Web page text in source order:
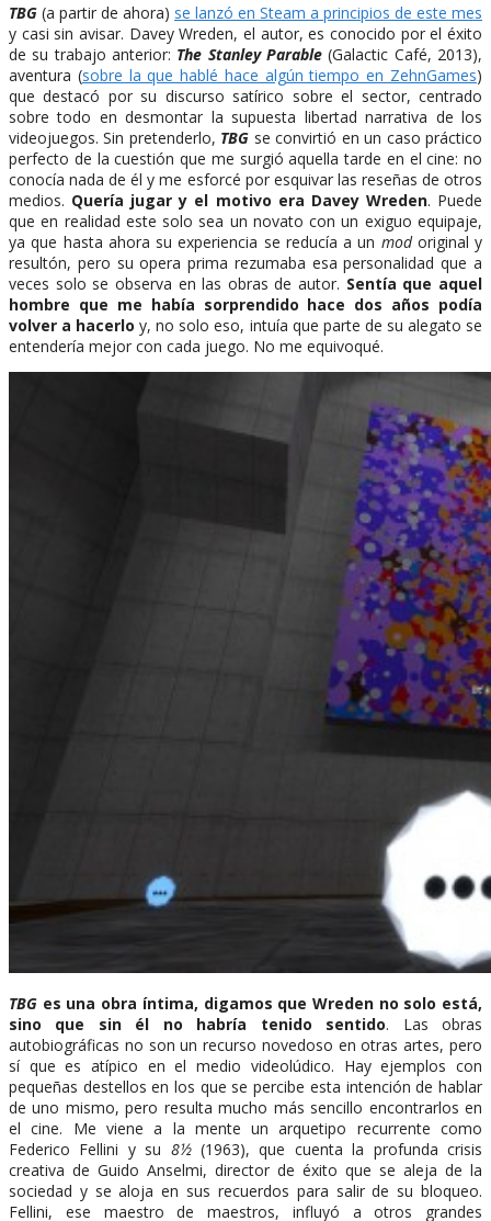
TBG (a partir de ahora) se lanzó en Steam a principios de este mes
y casi sin avisar. Davey Wreden, el autor, es conocido por el éxito
de su trabajo anterior: The Stanley Parable (Galactic Café, 2013),
aventura (sobre la que hablé hace algún tiempo en ZehnGames)
que destacó por su discurso satírico sobre el sector, centrado
sobre todo en desmontar la supuesta libertad narrativa de los
videojuegos. Sin pretenderlo, TBG se convirtió en un caso práctico
perfecto de la cuestión que me surgió aquella tarde en el cine: no
conocía nada de él y me esforcé por esquivar las reseñas de otros
medios. Quería jugar y el motivo era Davey Wreden. Puede
que en realidad este solo sea un novato con un exiguo equipaje,
ya que hasta ahora su experiencia se reducía a un modoriginal y
resultón, pero su opera prima rezumaba esa personalidad que a
veces solo se observa en las obras de autor. Sentía que aquel
hombre que me había sorprendido hace dos años podía
volver a hacerlo y, no solo eso, intuía que parte de su alegato se
entendería mejor con cada juego. No me equivoqué.
TBG es una obra íntima, digamos que Wreden no solo está,
sino que sin él no habría tenido sentido. Las obras
autobiográficas no son un recurso novedoso en otras artes, pero
sí que es atípico en el medio videolúdico. Hay ejemplos con
pequeñas destellos en los que se percibe esta intención de hablar
de uno mismo, pero resulta mucho más sencillo encontrarlos en
el cine. Me viene a la mente un arquetipo recurrente como
Federico Fellini y su 8½(1963), que cuenta la profunda crisis
creativa de Guido Anselmi, director de éxito que se aleja de la
sociedad y se aloja en sus recuerdos para salir de su bloqueo.
Fellini, ese maestro de maestros, influyó a otros grandes